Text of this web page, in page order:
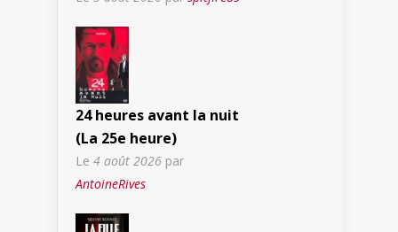
24 heures avant la nuit
(La 25e heure)
Le 4 août 2026 par
AntoineRives